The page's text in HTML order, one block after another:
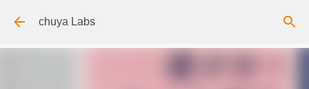
スキップしてメイン コンテンツに移動
chuya Labs